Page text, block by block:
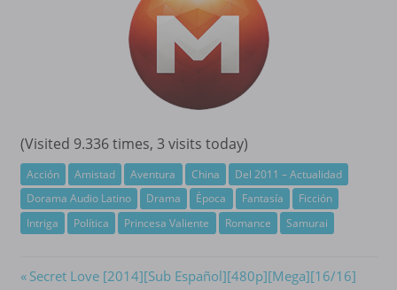
(Visited 9.336 times, 3 visits today)
Acción Amistad Aventura China
Del 2011 – Actualidad
Dorama Audio Latino
Drama Época Fantasía
Ficción
Intriga
Política Princesa Valiente Romance Samurai
Navegación
Previous
Secret Love [2014][Sub Español][480p][Mega][16/16]